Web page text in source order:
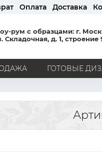
Оплата Доставка
рум с образцами: г.
Складочная, д. 1, строение
ГОТОВЫЕ
Америка
Англия
Голландия
Италия